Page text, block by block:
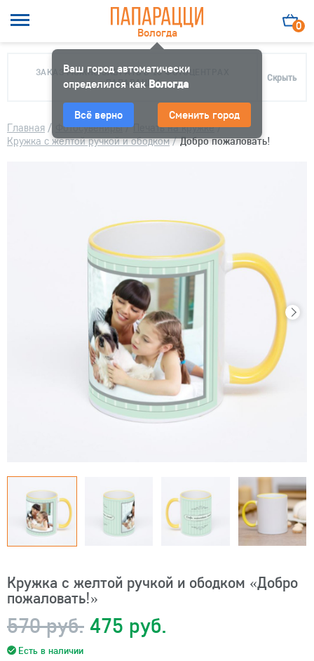
Вологда
Ваш город автоматически
определился как Вологда
Всё верно Сменить город
0
ЗАКАЗ МОЖНО ЗАБРАТЬ В 10 ФОТОЦЕНТРАХ
ПАПАРАЦЦИ
Скрыть
Главная / Фотосувениры/ Печать на кружке/
Кружка с желтой ручкой и ободком/ Добро пожаловать!
Кружка с желтой ручкой и ободком «Добро
пожаловать!»
570 руб. 475 руб.
Есть в наличии